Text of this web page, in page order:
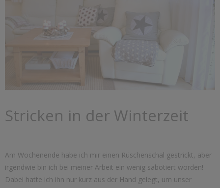
Stricken in der Winterzeit
Am Wochenende habe ich mir einen Rüschenschal gestrickt, aber
irgendwie bin ich bei meiner Arbeit ein wenig sabotiert worden!
Dabei hatte ich ihn nur kurz aus der Hand gelegt, um unser